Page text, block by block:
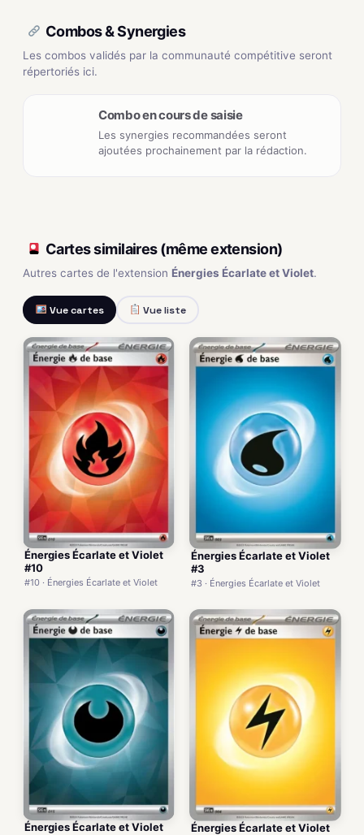
Combos & Synergies
Les combos validés par la communauté compétitive seront
répertoriés ici.
Combo en cours de saisie
Les synergies recommandées seront
ajoutées prochainement par la rédaction.
Cartes similaires (même extension)
Autres cartes de l'extension Énergies Écarlate et Violet.
Vue cartes Vue liste
Énergies Écarlate et Violet
#10
#10 · Énergies Écarlate et Violet
Énergies Écarlate et Violet
#3
#3 · Énergies Écarlate et Violet
Énergies Écarlate et Violet
Énergies Écarlate et Violet